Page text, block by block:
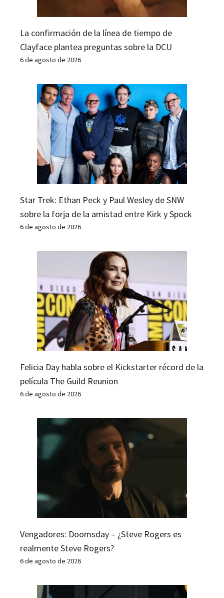
La confirmación de la línea de tiempo de
Clayface plantea preguntas sobre la DCU
6 de agosto de 2026
Star Trek: Ethan Peck y Paul Wesley de SNW
sobre la forja de la amistad entre Kirk y Spock
6 de agosto de 2026
Felicia Day habla sobre el Kickstarter récord de la
película The Guild Reunion
6 de agosto de 2026
Vengadores: Doomsday – ¿Steve Rogers es
realmente Steve Rogers?
6 de agosto de 2026